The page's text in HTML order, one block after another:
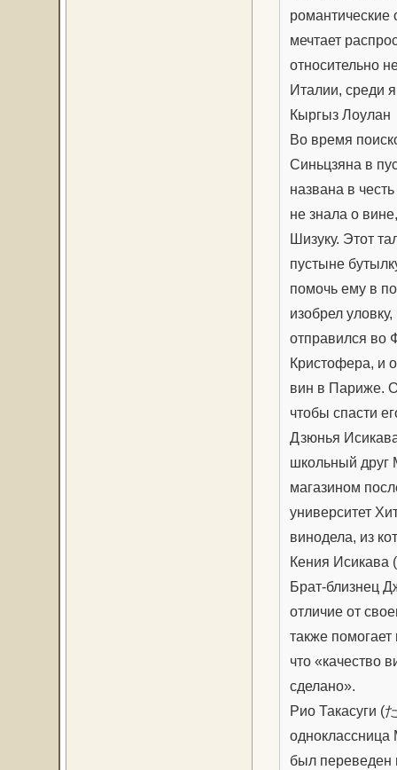
романтические
мечтает
относительно
Италии, среди
Кыргыз Лоулан
Во время
Синьцзяна в
названа в
не знала о
Шизуку. Этот
пустыне
помочь ему в
изобрел
отправился во
Кристофера, и
вин в Париже.
чтобы спасти
Дзюнья
школьный друг
магазином
университет
винодела, из
Кения Исикава
Брат-близнец
отличие от
также
что «качество
сделано».
Рио Такасуги (
одноклассница
был переведен